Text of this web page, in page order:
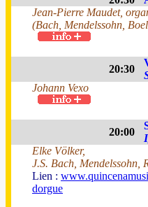
Jean-Pierre Maudet,
(Bach, Mendelssohn,
20:30
Johann Vexo
20:00
Elke Völker,
J.S. Bach, Mendelssohn,
Lien :
dorgue